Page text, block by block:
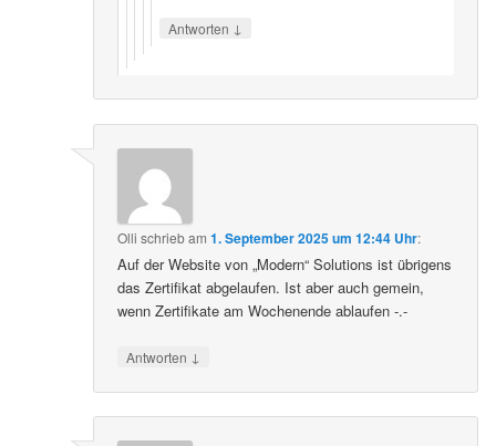
Antworten ↓
Olli schriebam1. September 2025 um 12:44 Uhr:
Auf der Website von „Modern“ Solutions ist übrigens
das Zertifikat abgelaufen. Ist aber auch gemein,
wenn Zertifikate am Wochenende ablaufen -.-
Antworten ↓